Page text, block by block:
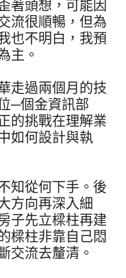
著頭想，可能因
流很順暢，但為
也不明白，我預
主。
走過兩個月的技
─個金資訊部
的挑戰在理解業
如何設計與執
知從何下手。後
方向再深入細
子先立樑柱再建
樑柱非靠自己悶
交流去釐清。